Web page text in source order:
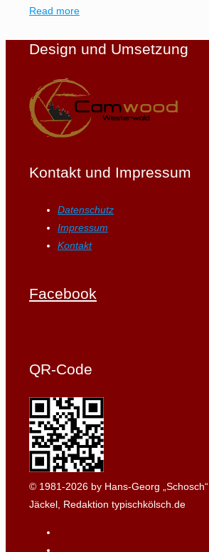
Read more
Design und Umsetzung
Kontakt und Impressum
Datenschutz
Impressum
Kontakt
Facebook
QR-Code
© 1981-2026 by Hans-Georg „Schosch“
Jäckel, Redaktion typischkölsch.de